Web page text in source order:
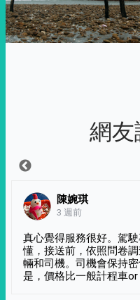
網
陳婉琪
3 週前
真心覺得服務很好。駕
懂，接送前，依照問卷
輛和司機。司機會保持
是，價格比一般計程車